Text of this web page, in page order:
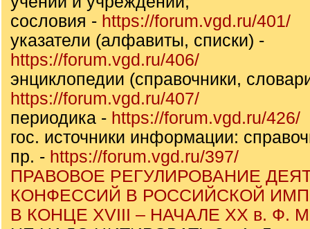
сословия - https://forum.vgd.ru/401/
указатели (алфавиты, списки) -
https://forum.vgd.ru/406/
энциклопедии (справочники,
https://forum.vgd.ru/407/
периодика - https://forum.vgd.ru/426/
гос. источники информации:
пр. - https://forum.vgd.ru/397/
ПРАВОВОЕ РЕГУЛИРОВАНИЕ
КОНФЕССИЙ В РОССИЙСКОЙ
В КОНЦЕ XVIII – НАЧАЛЕ ХХ в. Ф.